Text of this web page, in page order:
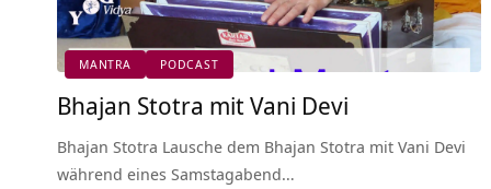
MANTRA PODCAST
Bhajan Stotra mit Vani Devi
Bhajan Stotra Lausche dem Bhajan Stotra mit Vani Devi
während eines Samstagabend…